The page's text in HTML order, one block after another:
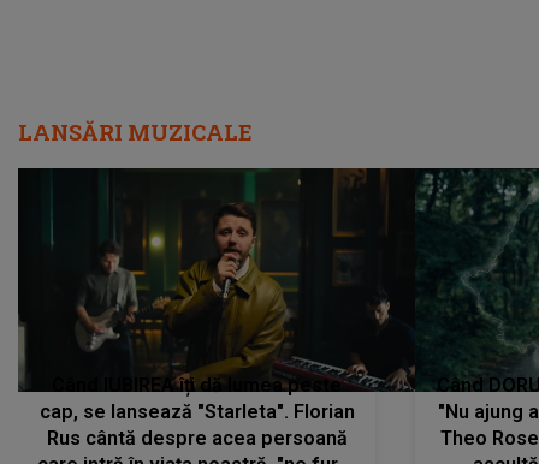
LANSĂRI MUZICALE
Când IUBIREA îți dă lumea peste
cap, se lansează "Starleta". Florian
Rus cântă despre acea persoană
Când
"Nu ajung
Theo